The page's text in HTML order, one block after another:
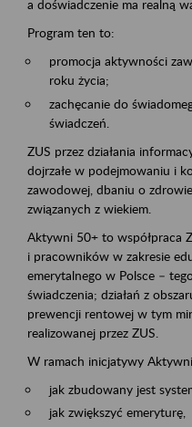
a doświadczenie ma realną
Program ten to:
promocja aktywności
roku życia;
zachęcanie do
świadczeń.
ZUS przez działania
dojrzałe w podejmowaniu i
zawodowej, dbaniu o
związanych z wiekiem.
Aktywni 50+ to współpraca
i pracowników w zakresie
emerytalnego w Polsce –
świadczenia; działań z
prewencji rentowej w tym
realizowanej przez ZUS.
W ramach inicjatywy
jak zbudowany jest
jak zwiększyć emeryturę,